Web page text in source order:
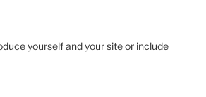
yourself and your site or include